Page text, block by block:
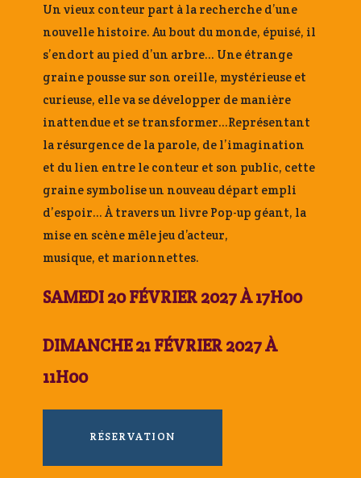
Un vieux conteur part à la recherche d’une
nouvelle histoire. Au bout du monde, épuisé, il
s’endort au pied d’un arbre… Une étrange
graine pousse sur son oreille, mystérieuse et
curieuse, elle va se développer de manière
inattendue et se transformer…Représentant
la résurgence de la parole, de l’imagination
et du lien entre le conteur et son public, cette
graine symbolise un nouveau départ empli
d’espoir… À travers un livre Pop-up géant, la
mise en scène mêle jeu d’acteur,
musique, et marionnettes.
SAMEDI 20 FÉVRIER 2027 À 17H00
DIMANCHE 21 FÉVRIER 2027 À
11H00
RÉSERVATION